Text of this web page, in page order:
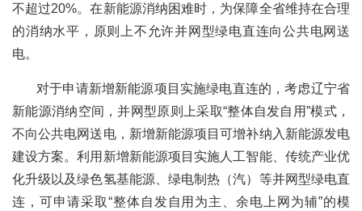
不超过20%。在新能源消纳困难时，为保障全省维持在合理
的消纳水平，原则上不允许并网型绿电直连向公共电网送
电。
对于申请新增新能源项目实施绿电直连的，考虑辽宁省
新能源消纳空间，并网型原则上采取“整体自发自用”模式，
不向公共电网送电，新增新能源项目可增补纳入新能源发电
建设方案。利用新增新能源项目实施人工智能、传统产业优
化升级以及绿色氢基能源、绿电制热（汽）等并网型绿电直
连，可申请采取“整体自发自用为主、余电上网为辅”的模